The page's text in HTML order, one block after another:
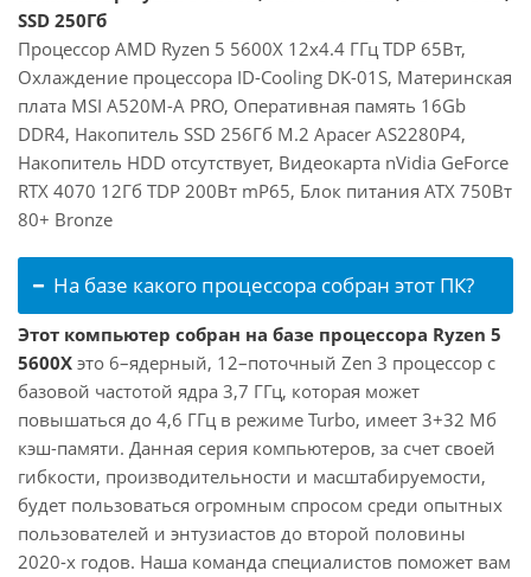
SSD 250Гб
Процессор AMD Ryzen 5 5600X 12x4.4 ГГц TDP 65Вт,
Охлаждение процессора ID-Cooling DK-01S, Материнская
плата MSI A520M-A PRO, Оперативная память 16Gb
DDR4, Накопитель SSD 256Гб M.2 Apacer AS2280P4,
Накопитель HDD отсутствует, Видеокарта nVidia GeForce
RTX 4070 12Гб TDP 200Вт mP65, Блок питания ATX 750Вт
80+ Bronze
На базе какого процессора собран этот ПК?
Этот компьютер собран на базе процессора Ryzen 5
5600X это 6–ядерный, 12–поточный Zen 3 процессор с
базовой частотой ядра 3,7 ГГц, которая может
повышаться до 4,6 ГГц в режиме Turbo, имеет 3+32 Мб
кэш-памяти. Данная серия компьютеров, за счет своей
гибкости, производительности и масштабируемости,
будет пользоваться огромным спросом среди опытных
пользователей и энтузиастов до второй половины
2020-х годов. Наша команда специалистов поможет вам